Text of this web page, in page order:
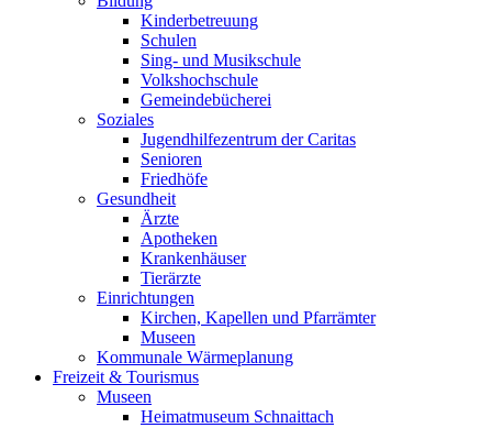
Kinderbetreuung
Schulen
Sing- und Musikschule
Volkshochschule
Gemeindebücherei
Soziales
Jugendhilfezentrum der Caritas
Senioren
Friedhöfe
Gesundheit
Ärzte
Apotheken
Krankenhäuser
Tierärzte
Einrichtungen
Kirchen, Kapellen und Pfarrämter
Museen
Kommunale Wärmeplanung
Freizeit & Tourismus
Museen
Heimatmuseum Schnaittach